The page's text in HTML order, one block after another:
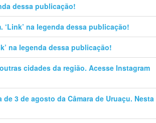
dessa publicação!
na legenda dessa publicação!
na legenda dessa publicação!
cidades da região. Acesse Instagram
3 de agosto da Câmara de Uruaçu. Nesta